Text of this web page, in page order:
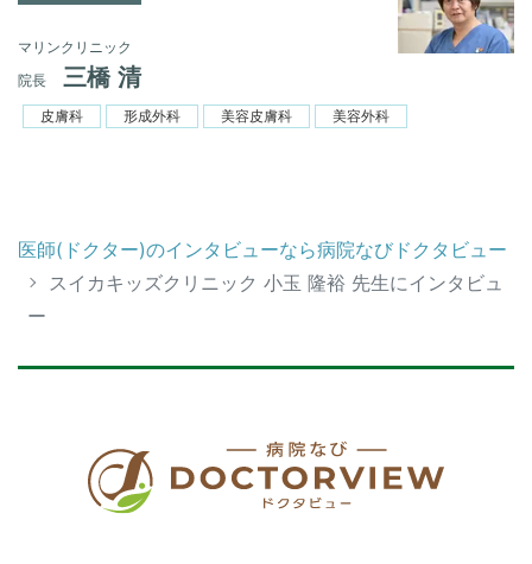
マリンクリニック
院長
三橋 清
皮膚科 形成外科 美容皮膚科 美容外科
医師(ドクター)のインタビューなら病院なびドクタビュー
スイカキッズクリニック 小玉 隆裕 先生にインタビュ
ー